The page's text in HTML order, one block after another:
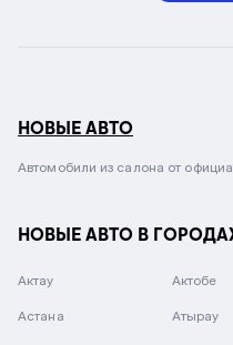
НОВЫЕ АВТО
Автомобили из салона от
НОВЫЕ АВТО В
Актау Актобе
Астана Атырау